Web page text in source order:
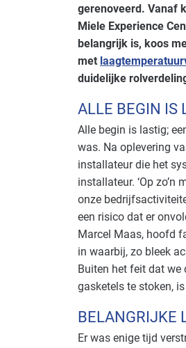
gerenoveerd. Vanaf
Miele Experience
belangrijk is, koos
met
duidelijke
ALLE BEGIN IS
Alle begin is lastig;
was. Na oplevering
installateur die het
installateur. ‘Op
onze
een risico dat er
Marcel Maas, hoofd
in waarbij, zo bleek
Buiten het feit dat we
gasketels te stoken,
BELANGRIJKE
Er was enige tijd